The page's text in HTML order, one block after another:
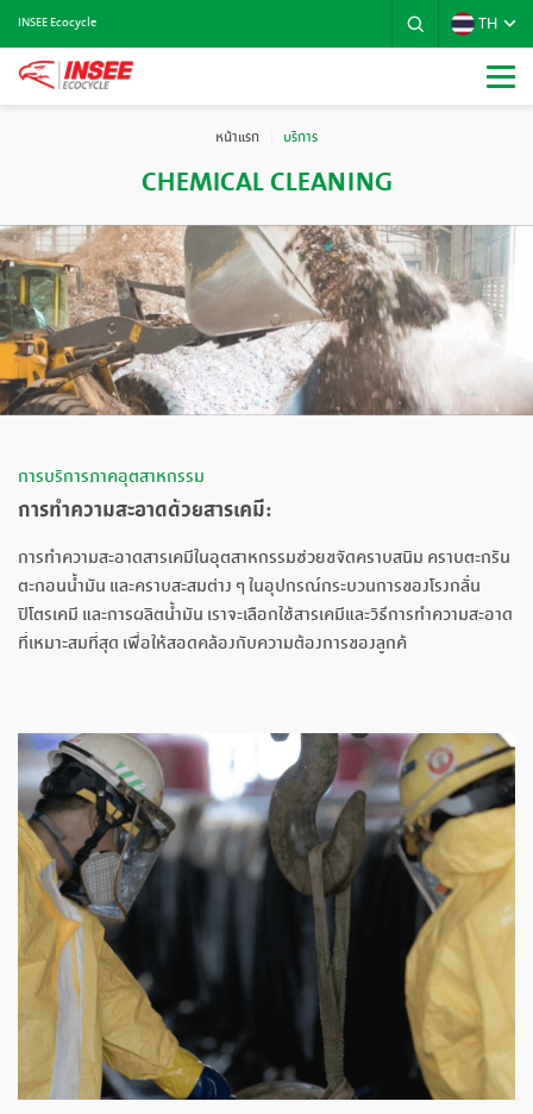
INSEE Ecocycle TH
หน้าแรก บริการ
CHEMICAL CLEANING
การบริการภาคอุตสาหกรรม
การทำความสะอาดด้วยสารเคมี:
การทำความสะอาดสารเคมีในอุตสาหกรรมช่วยขจัดคราบสนิม คราบตะกรัน
ตะกอนน้ำมัน และคราบสะสมต่าง ๆ ในอุปกรณ์กระบวนการของโรงกลั่น
ปิโตรเคมี และการผลิตน้ำมัน เราจะเลือกใช้สารเคมีและวิธีการทำความสะอาด
ที่เหมาะสมที่สุด เพื่อให้สอดคล้องกับความต้องการของลูกค้